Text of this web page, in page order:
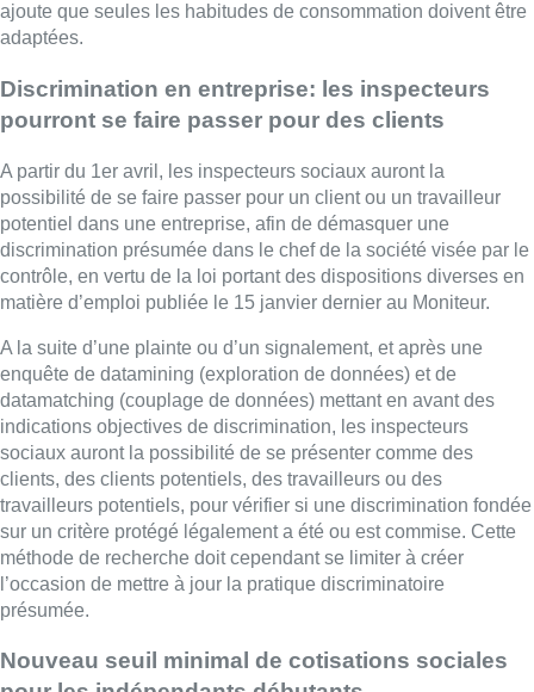
ajoute que seules les habitudes de consommation doivent être
adaptées.
Discrimination en entreprise: les inspecteurs
pourront se faire passer pour des clients
A partir du 1er avril, les inspecteurs sociaux auront la
possibilité de se faire passer pour un client ou un travailleur
potentiel dans une entreprise, afin de démasquer une
discrimination présumée dans le chef de la société visée par le
contrôle, en vertu de la loi portant des dispositions diverses en
matière d’emploi publiée le 15 janvier dernier au Moniteur.
A la suite d’une plainte ou d’un signalement, et après une
enquête de datamining (exploration de données) et de
datamatching (couplage de données) mettant en avant des
indications objectives de discrimination, les inspecteurs
sociaux auront la possibilité de se présenter comme des
clients, des clients potentiels, des travailleurs ou des
travailleurs potentiels, pour vérifier si une discrimination fondée
sur un critère protégé légalement a été ou est commise. Cette
méthode de recherche doit cependant se limiter à créer
l’occasion de mettre à jour la pratique discriminatoire
présumée.
Nouveau seuil minimal de cotisations sociales